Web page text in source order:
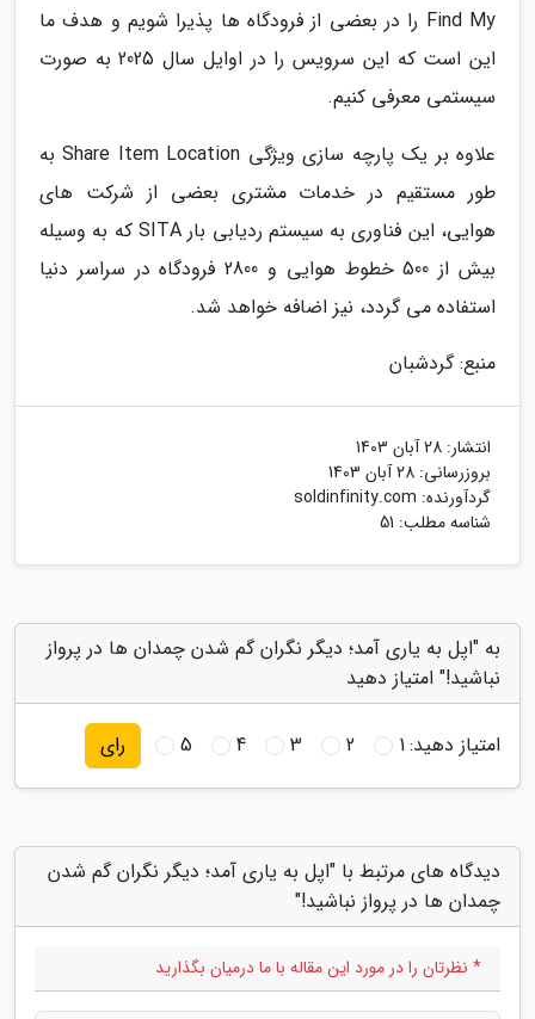
Find My را در بعضی از فرودگاه ها پذیرا شویم و هدف ما
این است که این سرویس را در اوایل سال 2025 به صورت
سیستمی معرفی کنیم.
علاوه بر یک پارچه سازی ویژگی Share Item Location به
طور مستقیم در خدمات مشتری بعضی از شرکت های
هوایی، این فناوری به سیستم ردیابی بار SITA که به وسیله
بیش از 500 خطوط هوایی و 2800 فرودگاه در سراسر دنیا
استفاده می گردد، نیز اضافه خواهد شد.
منبع: گردشبان
انتشار: 28 آبان 1403
بروزرسانی: 28 آبان 1403
گردآورنده: soldinfinity.com
شناسه مطلب: 51
به "اپل به یاری آمد؛ دیگر نگران گم شدن چمدان ها در پرواز
نباشید!" امتیاز دهید
امتیاز دهید:1
2
3
4
5 رای
دیدگاه های مرتبط با "اپل به یاری آمد؛ دیگر نگران گم شدن
چمدان ها در پرواز نباشید!"
* نظرتان را در مورد این مقاله با ما درمیان بگذارید